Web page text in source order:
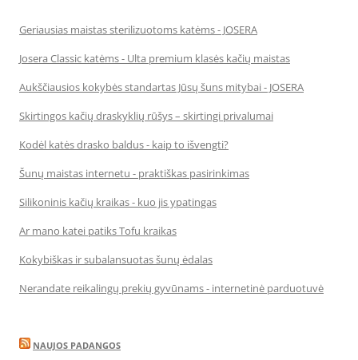
Geriausias maistas sterilizuotoms katėms - JOSERA
Josera Classic katėms - Ulta premium klasės kačių maistas
Aukščiausios kokybės standartas Jūsų šuns mitybai - JOSERA
Skirtingos kačių draskyklių rūšys – skirtingi privalumai
Kodėl katės drasko baldus - kaip to išvengti?
Šunų maistas internetu - praktiškas pasirinkimas
Silikoninis kačių kraikas - kuo jis ypatingas
Ar mano katei patiks Tofu kraikas
Kokybiškas ir subalansuotas šunų ėdalas
Nerandate reikalingų prekių gyvūnams - internetinė parduotuvė
NAUJOS PADANGOS